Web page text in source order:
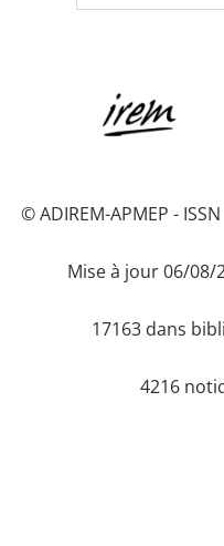
© ADIREM-APMEP -
Mise à jour 06/08/
17163 dans
4216